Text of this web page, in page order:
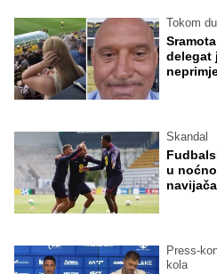
Tokom
delegat
Skandal
u
Press-
kola